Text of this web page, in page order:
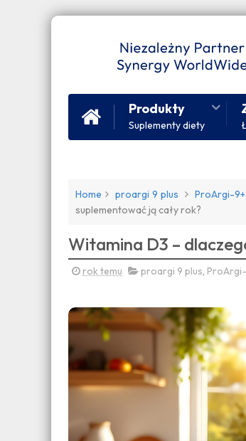
Produkty
Suplementy diety
Home proargi 9 plus ProArgi-9+
suplementować ją cały rok?
Witamina D3 –
rok temu proargi 9 plus